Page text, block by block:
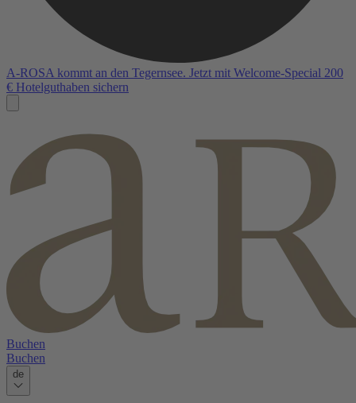
A-ROSA kommt an den Tegernsee. Jetzt mit Welcome-Special 200
€ Hotelguthaben sichern
Buchen
Buchen
de